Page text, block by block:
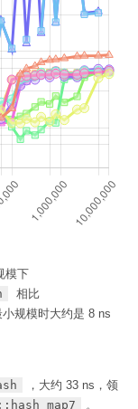
模下
相比
规模时大约是 8 ns
，大约 33 ns，领
。